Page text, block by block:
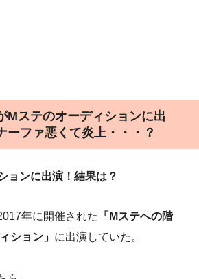
Mステのオーディションに出
ーファ悪くて炎上・・・？
ョンに出演！結果は？
年に開催された
「Mステへの階
ション」 に出演していた。